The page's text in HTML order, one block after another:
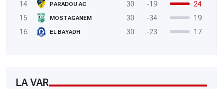
14
PARADOU AC 30 -19
24
15
MOSTAGANEM 30 -34
19
16
EL BAYADH 30 -23 17
LA VAR